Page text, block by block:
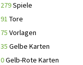
279Spiele
91 Tore
75 Vorlagen
35 Gelbe Karten
0Gelb-Rote Karten